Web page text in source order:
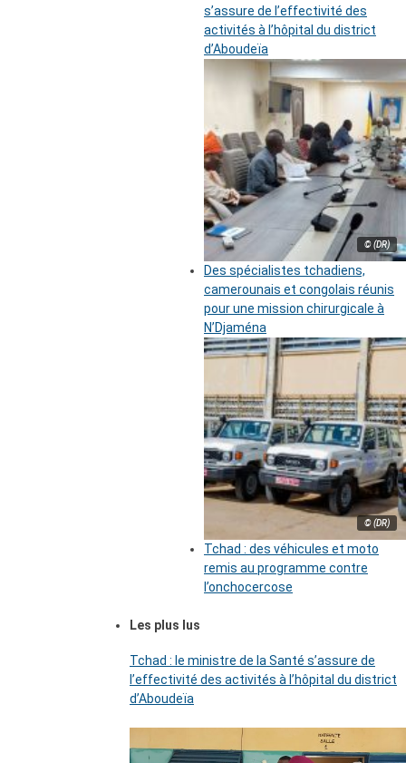
s’assure de l’effectivité des
activités à l’hôpital du district
d’Aboudeïa
© (DR)
Des spécialistes tchadiens,
camerounais et congolais réunis
pour une mission chirurgicale à
N’Djaména
© (DR)
Tchad : des véhicules et moto
remis au programme contre
l’onchocercose
Les plus lus
Tchad : le ministre de la Santé s’assure de
l’effectivité des activités à l’hôpital du district
d’Aboudeïa